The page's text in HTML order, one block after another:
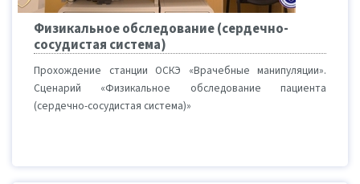
Физикальное обследование (сердечно-
сосудистая система)
Прохождение станции ОСКЭ «Врачебные манипуляции».
Сценарий «Физикальное обследование пациента
(сердечно-сосудистая система)»